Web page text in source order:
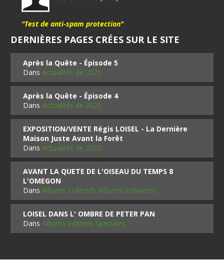
"Test de anti-spam protection"
DERNIÈRES PAGES CRÉES SUR LE SITE
Après la Quête - Épisode 5
DansActualités de 2025
Après la Quête - Épisode 4
DansActualités de 2025
EXPOSITION/VENTE Régis LOISEL - La Dernière
Maison Juste Avant la Forêt
DansActualités de 2025
AVANT LA QUETE DE L'OISEAU DU TEMPS 8
L'OMEGON
DansAlbums collectifs Albums Scénarios
LOISEL DANS L' OMBRE DE PETER PAN
DansAlbums Editions Spéciales